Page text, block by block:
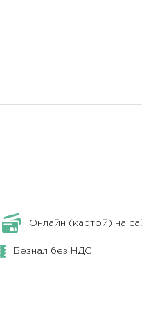
Онлайн (картой) на
Безнал без НДС